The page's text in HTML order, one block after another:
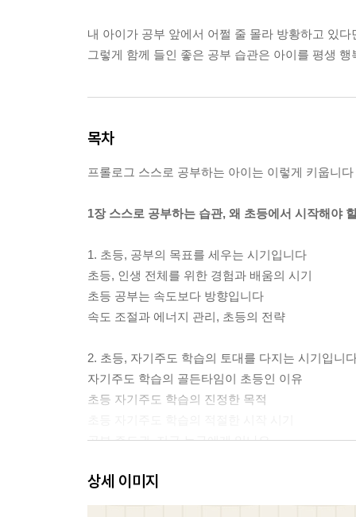
내 아이가 공부 앞에서 어쩔 줄 몰라 방황하고 있
그렇게 함께 들인 좋은 공부 습관은 아이를 평생
목차
프롤로그 스스로 공부하는 아이는 이렇게 키웁니다
1장 스스로 공부하는 습관, 왜 초등에서 시작해야
1. 초등, 공부의 목표를 세우는 시기입니다
초등, 인생 전체를 위한 경험과 배움의 시기
초등 공부는 속도보다 방향입니다
속도 조절과 에너지 관리, 초등의 전략
2. 초등, 자기주도 학습의 토대를 다지는 시기입니
자기주도 학습의 골든타임이 초등인 이유
초등 자기주도 학습의 진정한 목적
공부 주도권, 지금 누구에게 있나요
공부 독립을 위해 초등 부모가 가져야 할 태도
상세 이미지